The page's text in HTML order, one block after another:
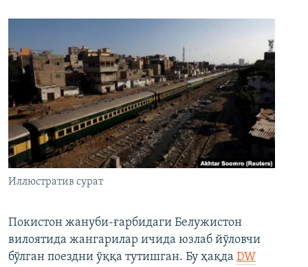
Иллюстратив сурат
Покистон жануби-ғарбидаги Белужистон
вилоятида жангарилар ичида юзлаб йўловчи
бўлган поездни ўққа тутишган. Бу ҳақда DW